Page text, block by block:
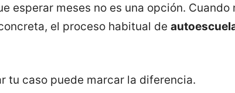
esperar meses no es una opción. Cuando
el proceso habitual de
tu caso puede marcar la diferencia.